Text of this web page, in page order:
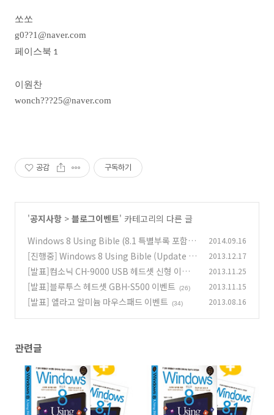
쏘쏘
g0??1@naver.com
페이스북 1
이원찬
wonch???25@naver.com
공감 구독하기
'공지사항 > 블로그이벤트' 카테고리의 다른 글
Windows 8 Using Bible (8.1 특별부록 포함)
공동구매 이벤트
(6)
2014.09.16
[진행중] Windows 8 Using Bible (Update S
ecret Note) 후기 이벤트
(64)
2013.12.17
[발표]컴소닉 CH-9000 USB 헤드셋 신형 이벤트
(33)
2013.11.25
[발표]블루투스 헤드셋 GBH-S500 이벤트 (26) 2013.11.15
[발표] 엘라고 알미늄 마우스패드 이벤트 (34) 2013.08.16
관련글